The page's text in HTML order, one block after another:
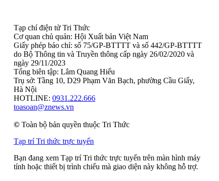
Tạp chí điện tử Tri Thức
Cơ quan chủ quản: Hội Xuất bản Việt Nam
Giấy phép báo chí: số 75/GP-BTTTT và số 442/GP-BTTTT
do Bộ Thông tin và Truyền thông cấp ngày 26/02/2020 và
ngày 29/11/2023
Tổng biên tập: Lâm Quang Hiếu
Trụ sở: Tầng 10, D29 Phạm Văn Bạch, phường Cầu Giấy,
Hà Nội
HOTLINE: 0931.222.666
toasoan@znews.vn
© Toàn bộ bản quyền thuộc Tri Thức
Tạp trí Tri thức trực tuyến
Bạn đang xem Tạp trí Tri thức trực tuyến trên màn hình máy
tính hoặc thiết bị trình chiếu mà giao diện này không hỗ trợ.